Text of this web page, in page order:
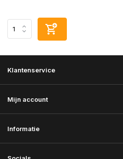
Klantenservice
Mijn account
Informatie